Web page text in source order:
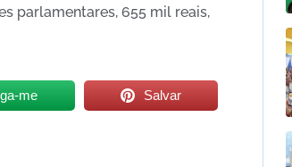
parlamentares, 655 mil reais,
me Salvar